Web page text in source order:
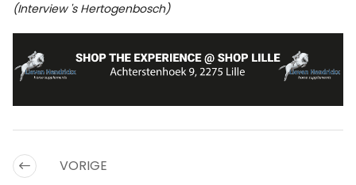
(Interview 's Hertogenbosch)
VORIGE